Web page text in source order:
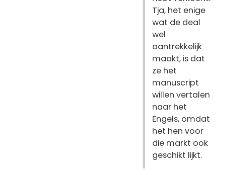
Tja, het enige
wat de deal
wel
aantrekkelijk
maakt, is dat
ze het
manuscript
willen vertalen
naar het
Engels, omdat
het hen voor
die markt ook
geschikt lijkt.